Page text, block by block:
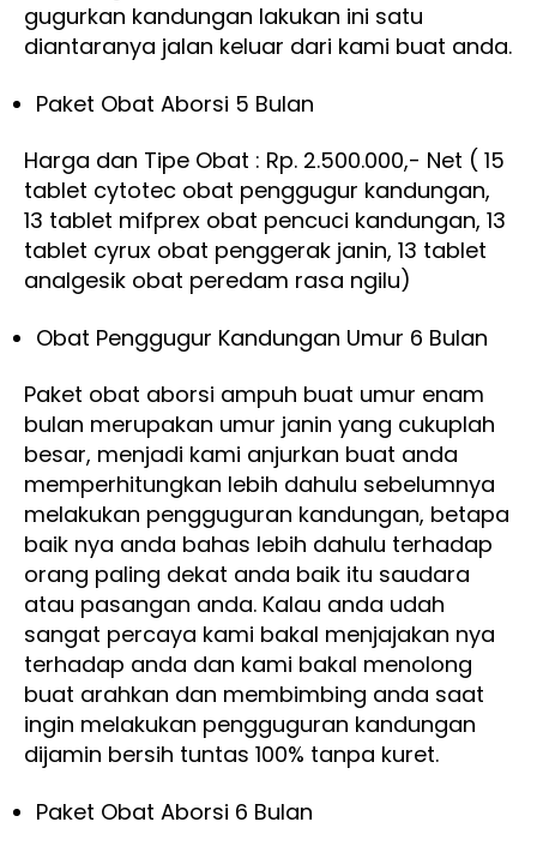
gugurkan kandungan lakukan ini satu
diantaranya jalan keluar dari kami buat anda.
Paket Obat Aborsi 5 Bulan
Harga dan Tipe Obat : Rp. 2.500.000,- Net ( 15
tablet cytotec obat penggugur kandungan,
13 tablet mifprex obat pencuci kandungan, 13
tablet cyrux obat penggerak janin, 13 tablet
analgesik obat peredam rasa ngilu)
Obat Penggugur Kandungan Umur 6 Bulan
Paket obat aborsi ampuh buat umur enam
bulan merupakan umur janin yang cukuplah
besar, menjadi kami anjurkan buat anda
memperhitungkan lebih dahulu sebelumnya
melakukan pengguguran kandungan, betapa
baik nya anda bahas lebih dahulu terhadap
orang paling dekat anda baik itu saudara
atau pasangan anda. Kalau anda udah
sangat percaya kami bakal menjajakan nya
terhadap anda dan kami bakal menolong
buat arahkan dan membimbing anda saat
ingin melakukan pengguguran kandungan
dijamin bersih tuntas 100% tanpa kuret.
Paket Obat Aborsi 6 Bulan